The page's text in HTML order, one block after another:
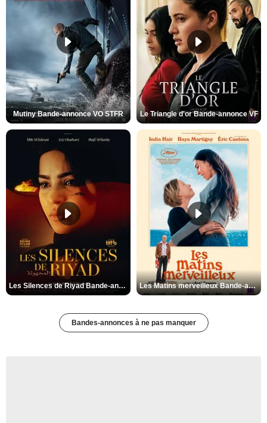
Mutiny Bande-annonce VO STFR Le Triangle d'or Bande-annonce VF
Les Silences de Riyad Bande-annonce VO STFR Les Matins merveilleux Bande-annonce VF
Bandes-annonces à ne pas manquer